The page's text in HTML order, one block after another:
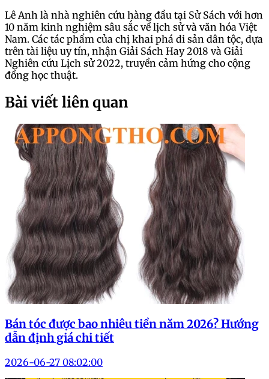
Lê Anh là nhà nghiên cứu hàng đầu tại Sử Sách với hơn
10 năm kinh nghiệm sâu sắc về lịch sử và văn hóa Việt
Nam. Các tác phẩm của chị khai phá di sản dân tộc, dựa
trên tài liệu uy tín, nhận Giải Sách Hay 2018 và Giải
Nghiên cứu Lịch sử 2022, truyền cảm hứng cho cộng
đồng học thuật.
Bài viết liên quan
Bán tóc được bao nhiêu tiền năm 2026? Hướng
dẫn định giá chi tiết
2026-06-27 08:02:00